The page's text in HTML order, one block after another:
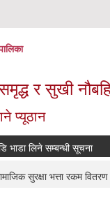
र सुखी
प्यूठान
लिने सम्बन्धी सूचना
सुरक्षा भत्ता रकम